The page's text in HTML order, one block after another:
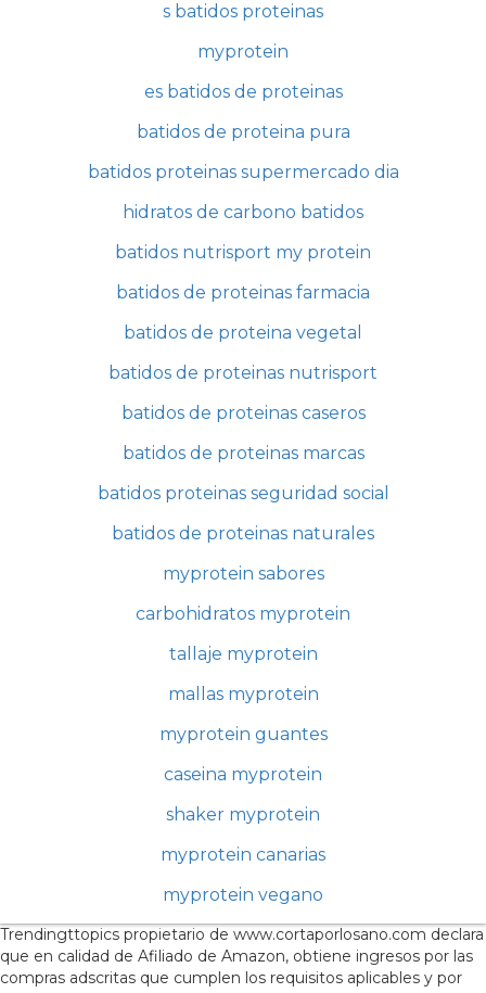
s batidos proteinas
myprotein
es batidos de proteinas
batidos de proteina pura
batidos proteinas supermercado dia
hidratos de carbono batidos
batidos nutrisport my protein
batidos de proteinas farmacia
batidos de proteina vegetal
batidos de proteinas nutrisport
batidos de proteinas caseros
batidos de proteinas marcas
batidos proteinas seguridad social
batidos de proteinas naturales
myprotein sabores
carbohidratos myprotein
tallaje myprotein
mallas myprotein
myprotein guantes
caseina myprotein
shaker myprotein
myprotein canarias
myprotein vegano
Trendingttopics propietario de www.cortaporlosano.com declara
que en calidad de Afiliado de Amazon, obtiene ingresos por las
compras adscritas que cumplen los requisitos aplicables y por